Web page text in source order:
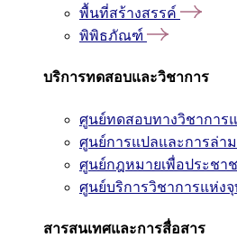
พื้นที่สร้างสรรค์
พิพิธภัณฑ์
บริการทดสอบและวิชาการ
ศูนย์ทดสอบทางวิชาการ
ศูนย์การแปลและการล่า
ศูนย์กฎหมายเพื่อประชา
ศูนย์บริการวิชาการแห่ง
สารสนเทศและการสื่อสาร